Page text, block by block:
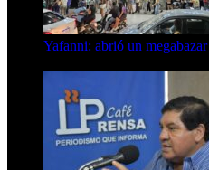
Yafanni: abrió un